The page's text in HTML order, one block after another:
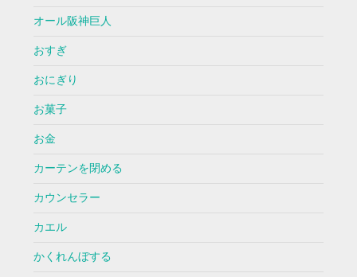
オール阪神巨人
おすぎ
おにぎり
お菓子
お金
カーテンを閉める
カウンセラー
カエル
かくれんぼする